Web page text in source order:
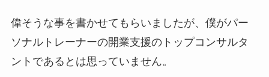
偉そうな事を書かせてもらいましたが、僕がパー
ソナルトレーナーの開業支援のトップコンサルタ
ントであるとは思っていません。